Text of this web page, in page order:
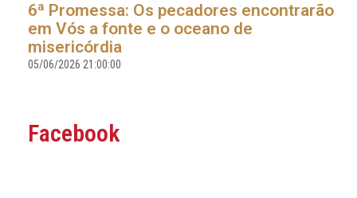
6ª Promessa: Os pecadores encontrarão
em Vós a fonte e o oceano de
misericórdia
05/06/2026 21:00:00
Facebook